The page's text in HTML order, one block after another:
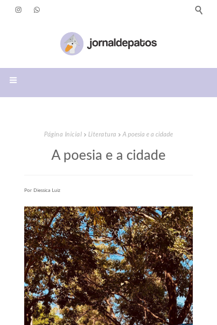
Página Inicial Literatura A poesia e a cidade
A poesia e a cidade
Por Diessica Luiz